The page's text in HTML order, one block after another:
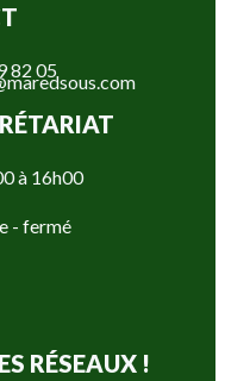
82 05
à 16h00
- fermé
RÉSEAUX !